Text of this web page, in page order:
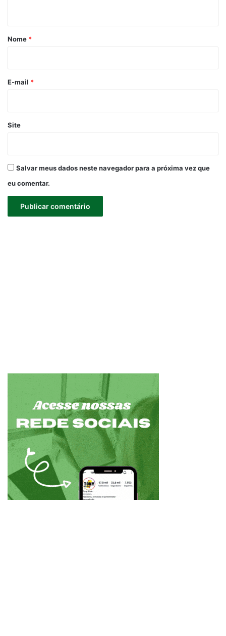
r
*
Nome *
E-mail *
Site
Salvar meus dados neste navegador para a próxima vez que
eu comentar.